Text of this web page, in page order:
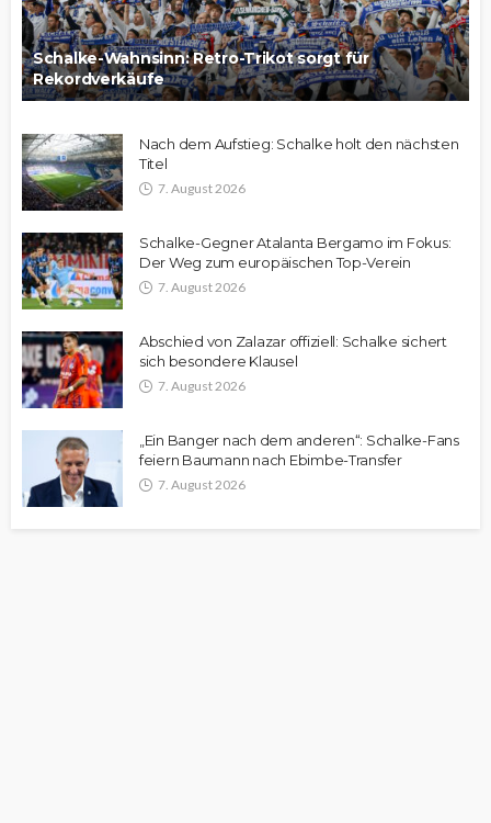
Schalke-Wahnsinn: Retro-Trikot sorgt für
Rekordverkäufe
Nach dem Aufstieg: Schalke holt den nächsten
Titel
7. August 2026
Schalke-Gegner Atalanta Bergamo im Fokus:
Der Weg zum europäischen Top-Verein
7. August 2026
Abschied von Zalazar offiziell: Schalke sichert
sich besondere Klausel
7. August 2026
„Ein Banger nach dem anderen“: Schalke-Fans
feiern Baumann nach Ebimbe-Transfer
7. August 2026